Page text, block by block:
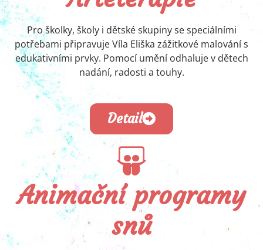
Pro školky, školy i dětské skupiny se speciálními
potřebami připravuje Víla Eliška zážitkové malování s
edukativními prvky. Pomocí umění odhaluje v dětech
nadání, radosti a touhy.
Detail
Animační programy
snů